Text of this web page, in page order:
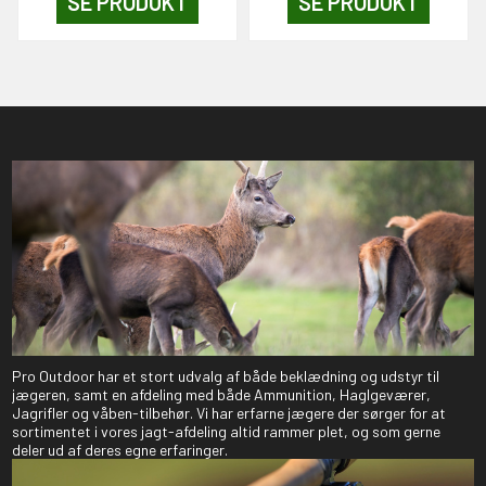
Pro Outdoor har et stort udvalg af både beklædning og udstyr til
jægeren, samt en afdeling med både Ammunition, Haglgeværer,
Jagrifler og våben-tilbehør. Vi har erfarne jægere der sørger for at
sortimentet i vores jagt-afdeling altid rammer plet, og som gerne
deler ud af deres egne erfaringer.